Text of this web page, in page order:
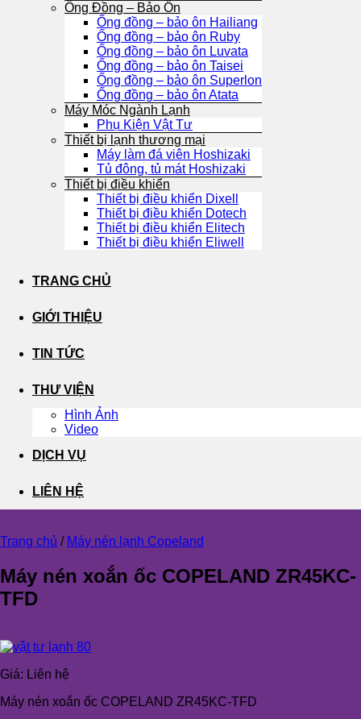
Ống Đồng – Bảo Ôn
Ống đồng – bảo ôn Hailiang
Ống đồng – bảo ôn Ruby
Ống đồng – bảo ôn Luvata
Ống đồng – bảo ôn Taisei
Ống đồng – bảo ôn Superlon
Ống đồng – bảo ôn Atata
Máy Móc Ngành Lạnh
Phụ Kiện Vật Tư
Thiết bị lạnh thương mại
Máy làm đá viên Hoshizaki
Tủ đông, tủ mát Hoshizaki
Thiết bị điều khiển
Thiết bị điều khiển Dixell
Thiết bị điều khiển Dotech
Thiết bị điều khiển Elitech
Thiết bị điều khiển Eliwell
TRANG CHỦ
GIỚI THIỆU
TIN TỨC
THƯ VIỆN
Hình Ảnh
Video
DỊCH VỤ
LIÊN HỆ
Trang chủ / Máy nén lạnh Copeland
Máy nén xoắn ốc COPELAND ZR45KC-
TFD
Giá: Liên hệ
Máy nén xoắn ốc COPELAND ZR45KC-TFD